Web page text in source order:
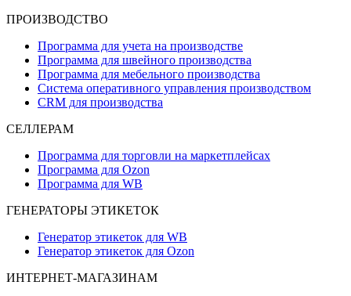
ПРОИЗВОДСТВО
Программа для учета на производстве
Программа для швейного производства
Программа для мебельного производства
Система оперативного управления производством
CRM для производства
СЕЛЛЕРАМ
Программа для торговли на маркетплейсах
Программа для Ozon
Программа для WB
ГЕНЕРАТОРЫ ЭТИКЕТОК
Генератор этикеток для WB
Генератор этикеток для Ozon
ИНТЕРНЕТ-МАГАЗИНАМ